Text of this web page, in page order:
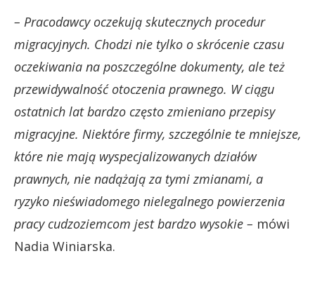
– Pracodawcy oczekują skutecznych procedur
migracyjnych. Chodzi nie tylko o skrócenie czasu
oczekiwania na poszczególne dokumenty, ale też
przewidywalność otoczenia prawnego. W ciągu
ostatnich lat bardzo często zmieniano przepisy
migracyjne. Niektóre firmy, szczególnie te mniejsze,
które nie mają wyspecjalizowanych działów
prawnych, nie nadążają za tymi zmianami, a
ryzyko nieświadomego nielegalnego powierzenia
pracy cudzoziemcom jest bardzo wysokie – mówi
Nadia Winiarska.